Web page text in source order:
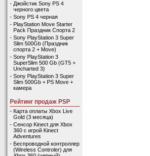
- Джойстик Sony PS 4
черного цвета
- Sony PS 4 черная
- PlayStation Move Starter
Pack Праздник Спорта 2
- Sony PlayStation 3 Super
Slim 500Gb (Праздник
спорта 2 + Move)
- Sony PlayStation 3
SuperSlim 500 Gb (GT5 +
Uncharted 3)
- Sony PlayStation 3 Super
Slim 500Gb + PS Move +
камера
Рейтинг продаж PSP
- Карта оплаты Xbox Live
Gold (3 месяца)
- Сенсор Kinect для Xbox
360 с игрой Kinect
Adventures
- Беспроводной контроллер
(Wireless Controler) для